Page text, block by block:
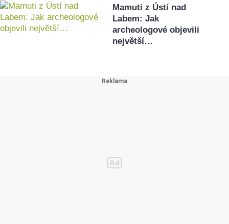
Mamuti z Ústí nad
Labem: Jak
archeologové objevili
největší…